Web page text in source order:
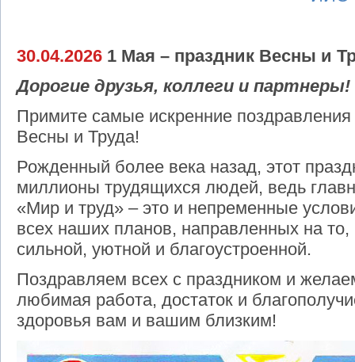
30.04.2026 1 Мая – праздник Весны и
Дорогие друзья, коллеги и партнеры!
Примите самые искренние
Весны и Труда!
Рожденный более века назад, этот
миллионы трудящихся людей, ведь
«Мир и труд» – это и непременные
всех наших планов, направленных на то,
сильной, уютной и благоустроенной.
Поздравляем всех с праздником и
любимая работа, достаток и
здоровья вам и вашим близким!